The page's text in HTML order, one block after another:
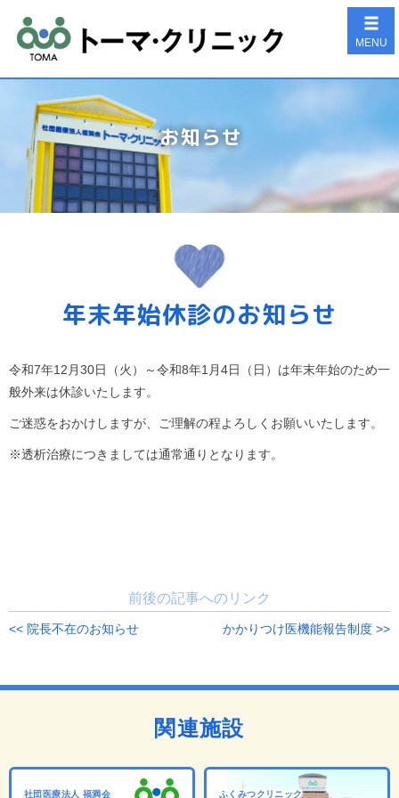
MENU
お知らせ
年末年始休診のお知らせ
令和7年12月30日（火）～令和8年1月4日（日）は年末年始のため一
般外来は休診いたします。
ご迷惑をおかけしますが、ご理解の程よろしくお願いいたします。
※透析治療につきましては通常通りとなります。
前後の記事へのリンク
<< 院長不在のお知らせ かかりつけ医機能報告制度 >>
関連施設
社団医療法人 福満会 ふくみつクリニック